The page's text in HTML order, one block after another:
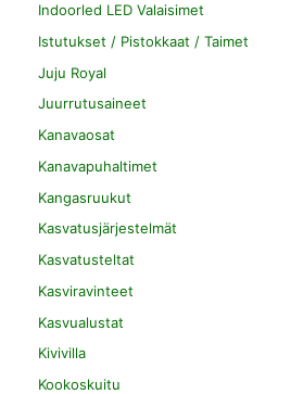
Indoorled LED Valaisimet
Istutukset / Pistokkaat / Taimet
Juju Royal
Juurrutusaineet
Kanavaosat
Kanavapuhaltimet
Kangasruukut
Kasvatusjärjestelmät
Kasvatusteltat
Kasviravinteet
Kasvualustat
Kivivilla
Kookoskuitu